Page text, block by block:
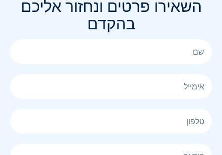
השאירו פרטים ונחזור אליכם
בהקדם